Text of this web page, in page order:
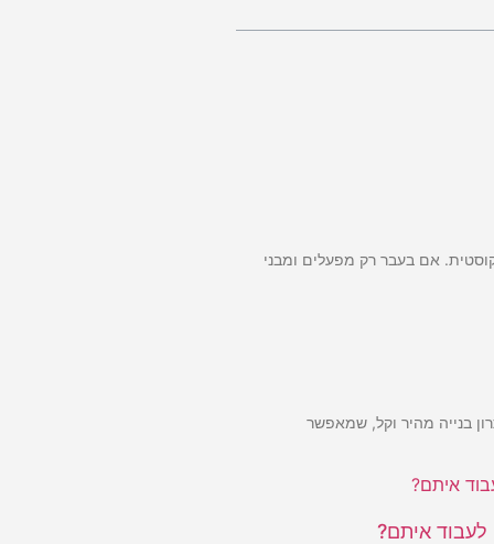
אם בעבר רק מפעלים ומבני
בנייה מהיר וקל, שמאפשר
לעבוד איתם?